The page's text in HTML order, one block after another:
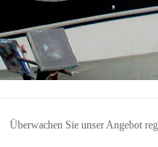
Überwachen Sie unser Angebot